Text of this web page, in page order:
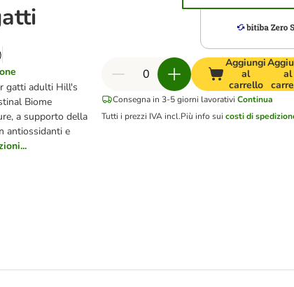
)
gatti adulti Hill's
Biome
a supporto della
antiossidanti e
Aggiungi
al
carrello
al
Consegna in 3-5 giorni lavorativi Continua
Tutti i prezzi IVA incl.Più info suicosti di